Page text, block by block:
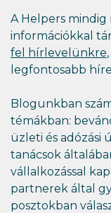
A Helpers mindig
információkkal
fel hírlevelünkre
legfontosabb
Blogunkban
témákban:
üzleti és adózási
tanácsok
vállalkozással
partnerek által
posztokban